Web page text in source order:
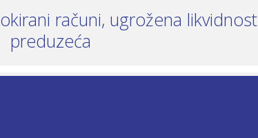
računi, ugrožena likvidnost
preduzeća